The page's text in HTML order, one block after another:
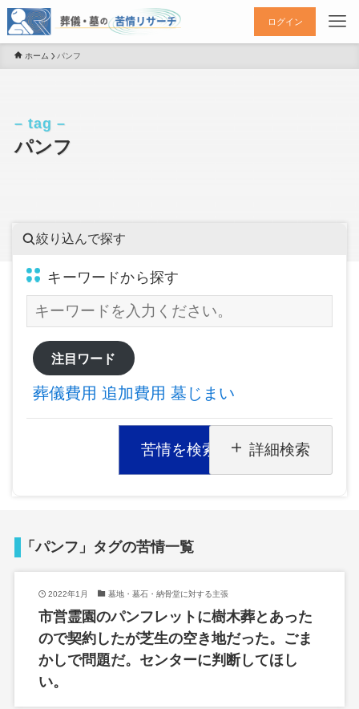
ログイン
ホーム パンフ
パンフ
– tag –
絞り込んで探す
キーワードから探す
注目ワード
葬儀費用 追加費用 墓じまい
苦情を検索 詳細検索
「パンフ」タグの苦情一覧
2022年1月 墓地・墓石・納骨堂に対する主張
市営霊園のパンフレットに樹木葬とあった
ので契約したが芝生の空き地だった。ごま
かしで問題だ。センターに判断してほし
い。